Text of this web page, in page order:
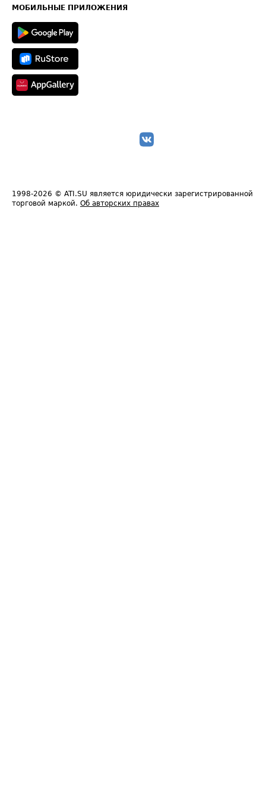
Техническая информация
МОБИЛЬНЫЕ ПРИЛОЖЕНИЯ
1998-2026 © ATI.SU является юридически зарегистрированной
торговой маркой. Об авторских правах